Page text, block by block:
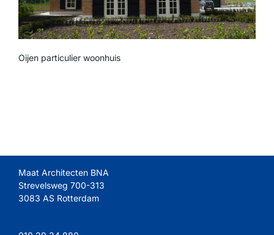
Oijen particulier woonhuis
Maat Architecten BNA
Strevelsweg 700-313
3083 AS Rotterdam